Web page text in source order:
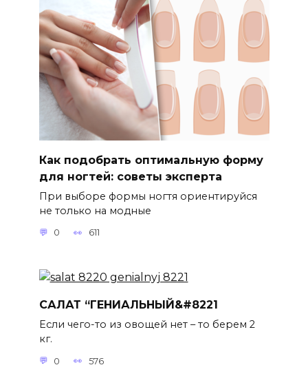
Как подобрать оптимальную форму
для ногтей: советы эксперта
При выборе формы ногтя ориентируйся
не только на модные
0 611
САЛАТ “ГЕНИАЛЬНЫЙ&#8221
Если чего-то из овощей нет – то берем 2
кг.
0 576